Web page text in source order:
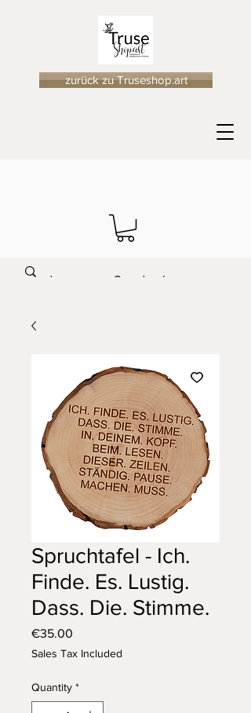
zurück zu Truseshop.art
Spruchtafel - Ich.
Finde. Es. Lustig.
Dass. Die. Stimme.
€35.00
Sales Tax Included
Quantity *